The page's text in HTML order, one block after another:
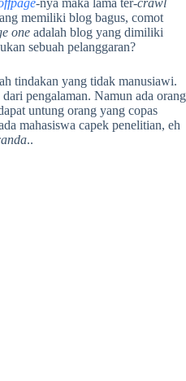
memiliki blog bagus, comot
one adalah blog yang dimiliki
sebuah pelanggaran?
tindakan yang tidak manusiawi.
pengalaman. Namun ada orang
untung orang yang copas
mahasiswa capek penelitian, eh
..